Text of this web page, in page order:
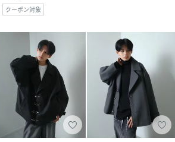
クーポン対象